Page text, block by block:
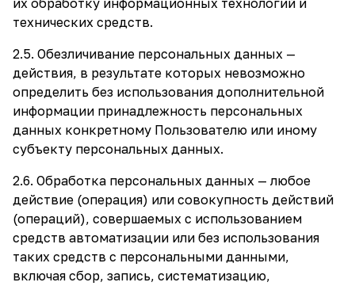
их обработку информационных технологий и
технических средств.
2.5. Обезличивание персональных данных —
действия, в результате которых невозможно
определить без использования дополнительной
информации принадлежность персональных
данных конкретному Пользователю или иному
субъекту персональных данных.
2.6. Обработка персональных данных — любое
действие (операция) или совокупность действий
(операций), совершаемых с использованием
средств автоматизации или без использования
таких средств с персональными данными,
включая сбор, запись, систематизацию,